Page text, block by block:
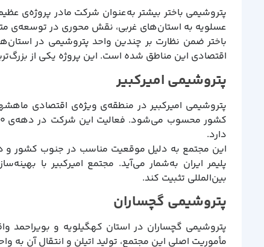
پتروشیمی باختر بیشتر به‌عنوان شرکت مادر پروژه‌ی
عسلویه به استان‌های غربی، نقش محوری در توسعه‌ی
باختر ضمن نظارت بر چندین واحد پتروشیمی در
اقتصادی این مناطق شده است. این پروژه یکی از
پتروشیمی امیرکبیر
دارد.
این مجتمع به دلیل موقعیت مناسب در جنوب کشور و
پلیمر ایران به‌شمار می‌آید. مجتمع امیرکبیر با
بین‌المللی تثبیت کند.
پتروشیمی گچساران
پتروشیمی گچساران در استان کهگیلویه و
مأموریت اصلی این مجتمع، تولید اتیلن و انتقال آن